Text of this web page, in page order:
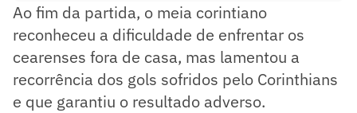
Ao fim da partida, o meia corintiano
reconheceu a dificuldade de enfrentar os
cearenses fora de casa, mas lamentou a
recorrência dos gols sofridos pelo Corinthians
e que garantiu o resultado adverso.